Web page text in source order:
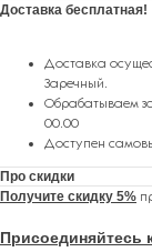
Доставка бесплатная!
Доставка
Заречный.
Обрабатываем
00.00
Доступен
Про скидки
Получите скидку 5%
Присоединяйтесь